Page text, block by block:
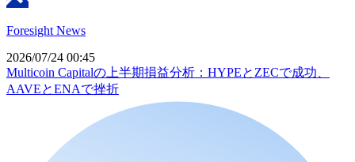
Foresight News
2026/07/24 00:45
Multicoin Capitalの上半期損益分析：HYPEとZECで成功、
AAVEとENAで挫折